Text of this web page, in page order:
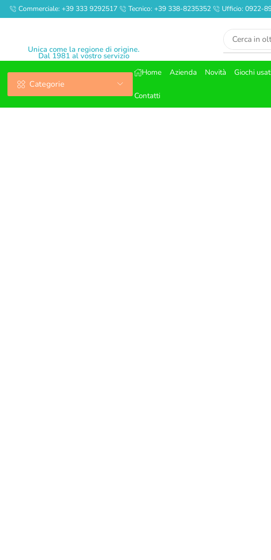
Commerciale: +39 333 9292517 Tecnico: +39 338-8235352 Ufficio: 0922-
Unica come la regione di origine.
Dal 1981 al vostro servizio
Categorie
Home Azienda Novità Giochi
Contatti